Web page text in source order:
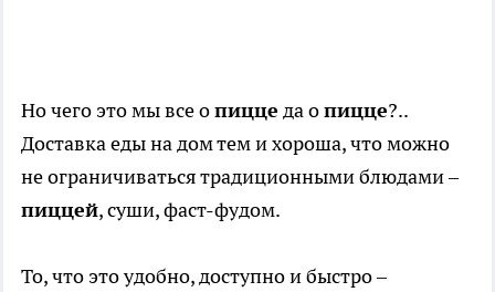
Но чего это мы все опицце да опицце?..
Доставка еды на дом тем и хороша, что можно
не ограничиваться традиционными блюдами –
пиццей, суши, фаст-фудом.
То, что это удобно, доступно и быстро –